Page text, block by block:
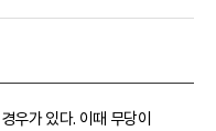
우가 있다. 이때 무당이